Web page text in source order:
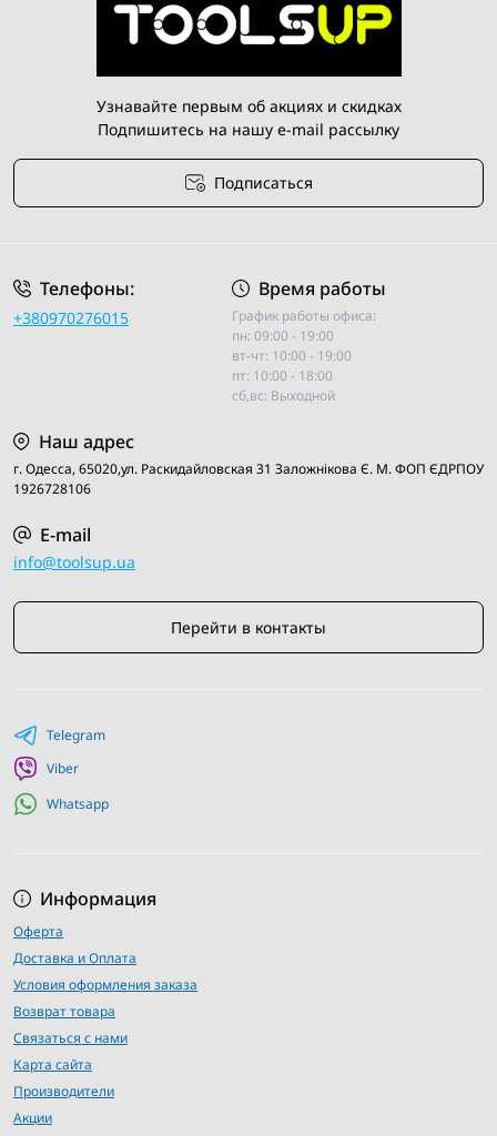
Узнавайте первым об акциях и скидках
Подпишитесь на нашу e-mail рассылку
Подписаться
Телефоны:
+380970276015
Время работы
График работы офиса:
пн: 09:00 - 19:00
вт-чт: 10:00 - 19:00
пт: 10:00 - 18:00
сб,вс: Выходной
Наш адрес
г. Одесса, 65020,ул. Раскидайловская 31 Заложнiкова Є. М. ФОП ЄДРПОУ
1926728106
E-mail
info@toolsup.ua
Перейти в контакты
Информация
Оферта
Доставка и Оплата
Условия оформления заказа
Возврат товара
Связаться с нами
Карта сайта
Производители
Акции
Telegram
Viber
Whatsapp